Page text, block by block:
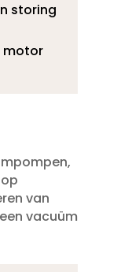
storing
motor
van
vacuüm